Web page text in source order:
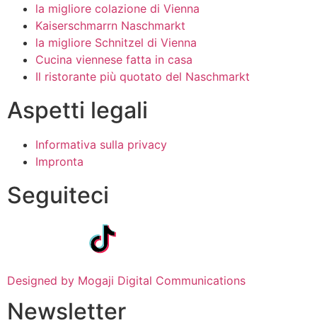
la migliore colazione di Vienna
Kaiserschmarrn Naschmarkt
la migliore Schnitzel di Vienna
Cucina viennese fatta in casa
Il ristorante più quotato del Naschmarkt
Aspetti legali
Informativa sulla privacy
Impronta
Seguiteci
Designed by Mogaji Digital Communications
Newsletter